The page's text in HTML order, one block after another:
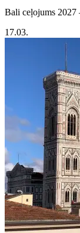
Bali ceļojums 2027
17.03.